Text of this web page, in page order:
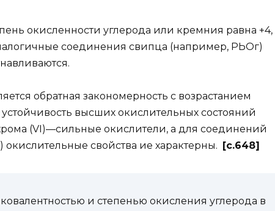
окисленности углерода или кремния равна +4,
соединения свипца (например, РЬОг)
обратная закономерность с возрастанием
высших окислительных состояний
(VI)—сильные окислители, а для соединений
свойства ие характерны.
[c.648]
и степенью окисления углерода в